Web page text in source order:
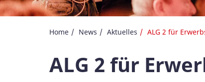
Home News Aktuelles ALG 2 für
ALG 2 für